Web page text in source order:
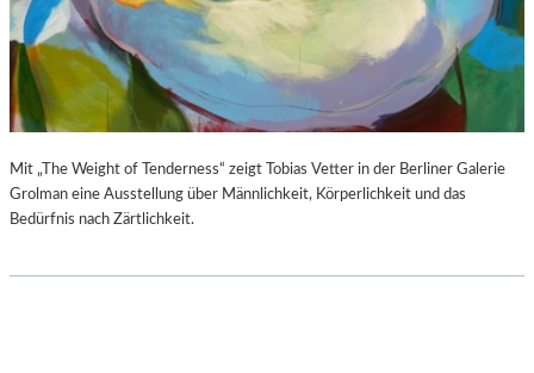
Mit „The Weight of Tenderness“ zeigt Tobias Vetter in der Berliner Galerie
Grolman eine Ausstellung über Männlichkeit, Körperlichkeit und das
Bedürfnis nach Zärtlichkeit.